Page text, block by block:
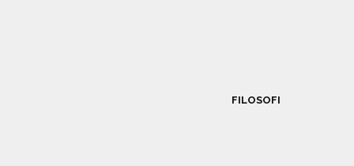
FILOSOFI